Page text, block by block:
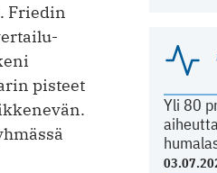
Yli 80
Friedin
pisteet